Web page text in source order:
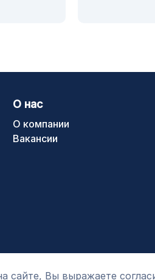
сайте, Вы выражаете
О нас
О компании
Вакансии